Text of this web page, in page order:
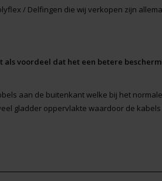
/ Delfingen die wij verkopen zijn
als voordeel dat het een betere
aan de buitenkant welke bij het
gladder oppervlakte waardoor de